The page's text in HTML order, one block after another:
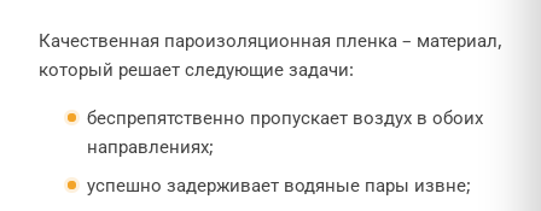
Качественная пароизоляционная пленка – материал,
который решает следующие задачи:
беспрепятственно пропускает воздух в обоих
направлениях;
успешно задерживает водяные пары извне;